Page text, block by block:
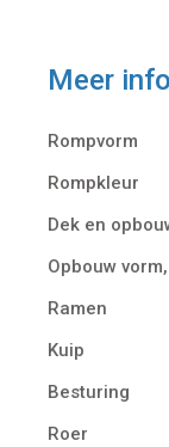
Meer
Rompvorm
Rompkleur
Dek en
Opbouw
Ramen
Kuip
Besturing
Roer